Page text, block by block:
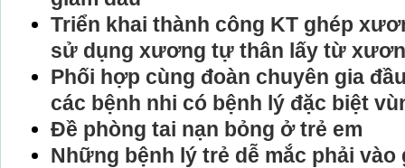
Triển khai thành công KT ghép
sử dụng xương tự thân lấy từ
Phối hợp cùng đoàn chuyên gia
các bệnh nhi có bệnh lý đặc biệt
Đề phòng tai nạn bỏng ở trẻ em
Những bệnh lý trẻ dễ mắc phải